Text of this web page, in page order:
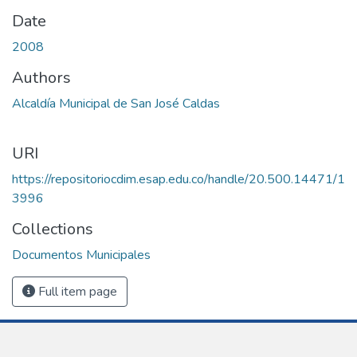
Date
2008
Authors
Alcaldía Municipal de San José Caldas
URI
https://repositoriocdim.esap.edu.co/handle/20.500.14471/1
3996
Collections
Documentos Municipales
Full item page